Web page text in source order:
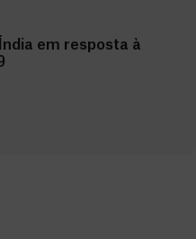
em resposta à